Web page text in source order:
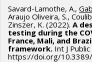
Savard-Lamothe, A.,
Araujo Oliveira, S.,
Zinszer, K. (2022). A
testing during the
France, Mali, and
framework. Int J
https://doi.org/